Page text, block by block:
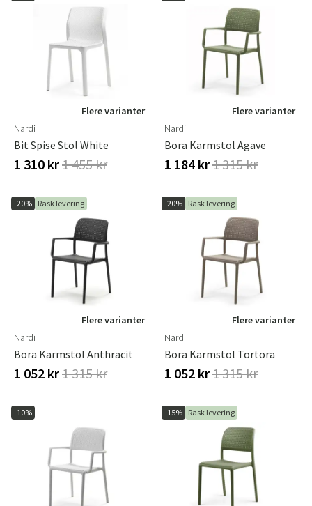
Sverige
Norge
Suomi
Flere varianter
Nardi
Bit Spise Stol White
1 310 kr1 455 kr
Flere varianter
Nardi
Bora Karmstol Agave
1 184 kr1 315 kr
-20% Rask levering
Flere varianter
Nardi
Bora Karmstol Anthracit
1 052 kr1 315 kr
-20% Rask levering
Flere varianter
Nardi
Bora Karmstol Tortora
1 052 kr1 315 kr
-10% -15% Rask levering